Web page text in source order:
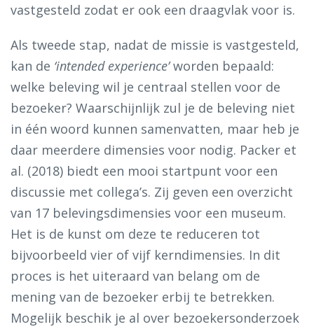
vastgesteld zodat er ook een draagvlak voor is.
Als tweede stap, nadat de missie is vastgesteld,
kan de ‘intended experience’worden bepaald:
welke beleving wil je centraal stellen voor de
bezoeker? Waarschijnlijk zul je de beleving niet
in één woord kunnen samenvatten, maar heb je
daar meerdere dimensies voor nodig. Packer et
al. (2018) biedt een mooi startpunt voor een
discussie met collega’s. Zij geven een overzicht
van 17 belevingsdimensies voor een museum.
Het is de kunst om deze te reduceren tot
bijvoorbeeld vier of vijf kerndimensies. In dit
proces is het uiteraard van belang om de
mening van de bezoeker erbij te betrekken.
Mogelijk beschik je al over bezoekersonderzoek